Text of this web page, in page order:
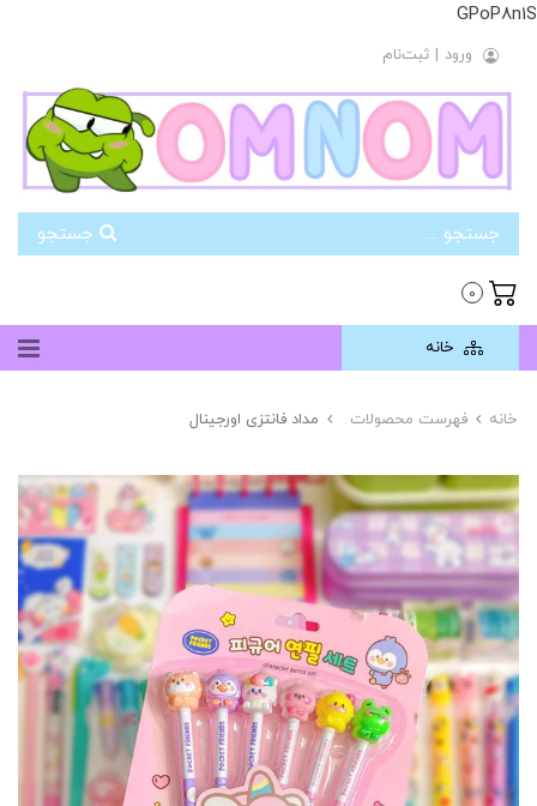
GPoP8n1S
ورود | ثبت‌نام
0
خانه
خانه فهرست محصولات مداد فانتزی اورجینال